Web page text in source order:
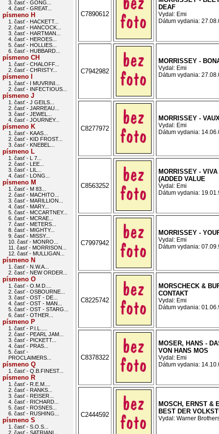
3. časť - GONG...
4. časť - GREAT...
písmeno H
1. časť - HACKETT...
2. časť - HANCOCK...
3. časť - HARTMAN...
4. časť - HEROES...
5. časť - HOLLIES...
6. časť - HUBBARD...
písmeno CH
1. časť - CHALOFF...
2. časť - CHRISTY...
písmeno I
1. časť - I MUVRINI...
2. časť - INFECTIOUS...
písmeno J
1. časť - J GEILS...
2. časť - JARREAU...
3. časť - JEWEL...
4. časť - JOURNEY...
písmeno K
1. časť - KAAS...
2. časť - KID FROST...
3. časť - KNEBEL...
písmeno L
1. časť - L 7...
2. časť - LEE...
3. časť - LIL...
4. časť - LONG...
písmeno M
1. časť - M 83...
2. časť - MACHITO...
3. časť - MARILLION...
4. časť - MARY...
5. časť - MCCARTNEY...
6. časť - MCRAE...
7. časť - METERS...
8. časť - MIGHTY...
9. časť - MISSY...
10. časť - MONRO...
11. časť - MORRISON...
12. časť - MULLIGAN...
písmeno N
1. časť - N.W.A...
2. časť - NEW ORDER...
písmeno O
1. časť - O.M.D....
2. časť - OSBOURNE...
3. časť - OST - DE...
4. časť - OST - MAN...
5. časť - OST - STARG...
6. časť - OTHER...
písmeno P
1. časť - P.I.L.....
2. časť - PEARL JAM...
3. časť - PICKETT...
4. časť - PRAS...
5. časť -
PROCLAIMERS...
písmeno Q
1. časť - Q.B.FINEST...
písmeno R
1. časť - R.E.M....
2. časť - RANKS...
3. časť - REISER...
4. časť - RICHARD...
5. časť - ROSNES...
6. časť - RUSHING...
písmeno S
1. časť - S.O.S...
2. časť - SATRIANI...
C7890612
DEAF
Vydal: Emi
Dátum vydania:
C7942982
MORRISSEY -
Vydal: Emi
Dátum vydania:
C8277972
MORRISSEY -
Vydal: Emi
Dátum vydania:
C8563252
MORRISSEY - VIVA
(ADDED VALUE
Vydal: Emi
Dátum vydania:
C7997942
MORRISSEY -
Vydal: Emi
Dátum vydania:
C8225742
MORSCHECK &
CONTAKT
Vydal: Emi
Dátum vydania:
C8378322
MOSER, HANS -
VON HANS MOS
Vydal: Emi
Dátum vydania:
C2444592
MOSCH, ERNST &
BEST DER
Vydal: Warner